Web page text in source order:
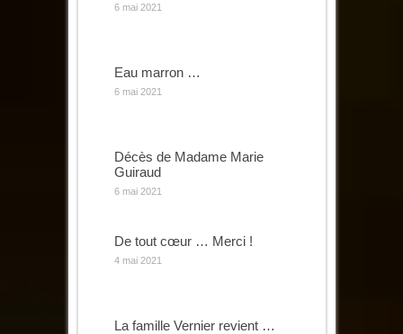
6 mai 2021
Eau marron …
6 mai 2021
Décès de Madame Marie
Guiraud
6 mai 2021
De tout cœur … Merci !
4 mai 2021
La famille Vernier revient …